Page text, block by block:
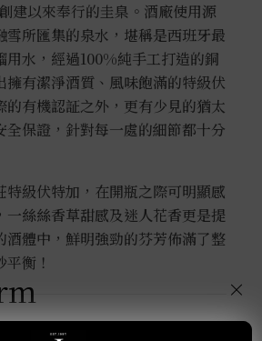
建以來奉行的圭臬。酒廠使用源
雪所匯集的泉水，堪稱是西班牙最
用水，經過100%純手工打造的銅
擁有潔淨酒質、風味飽滿的特級伏
的有機認証之外，更有少見的猶太
全保證，針對每一處的細節都十分
特級伏特加，在開瓶之際可明顯感
一絲絲香草甜感及迷人花香更是提
酒體中，鮮明強勁的芬芳佈滿了整
衡！
×